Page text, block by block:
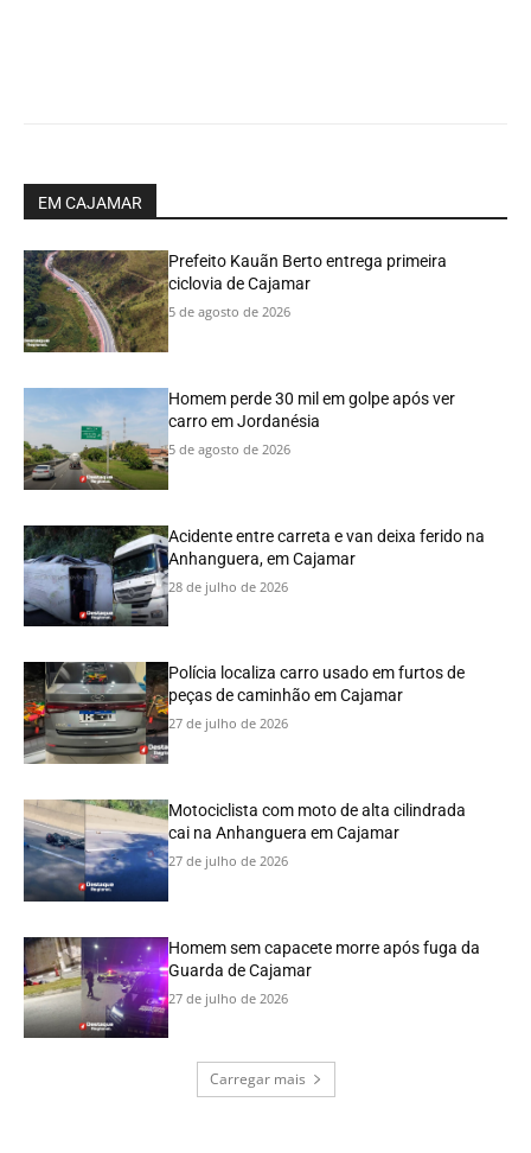
EM CAJAMAR
Prefeito Kauãn Berto entrega primeira
ciclovia de Cajamar
5 de agosto de 2026
Homem perde 30 mil em golpe após ver
carro em Jordanésia
5 de agosto de 2026
Acidente entre carreta e van deixa ferido na
Anhanguera, em Cajamar
28 de julho de 2026
Polícia localiza carro usado em furtos de
peças de caminhão em Cajamar
27 de julho de 2026
Motociclista com moto de alta cilindrada
cai na Anhanguera em Cajamar
27 de julho de 2026
Homem sem capacete morre após fuga da
Guarda de Cajamar
27 de julho de 2026
Carregar mais